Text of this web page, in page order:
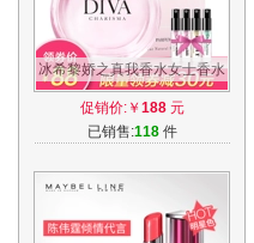
冰希黎娇之真我香水女士香水
留香淡香持久清新 专柜正品送
小样
促销价:￥ 188元
已销售:118件